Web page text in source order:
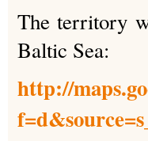
The territory
Baltic Sea:
http://